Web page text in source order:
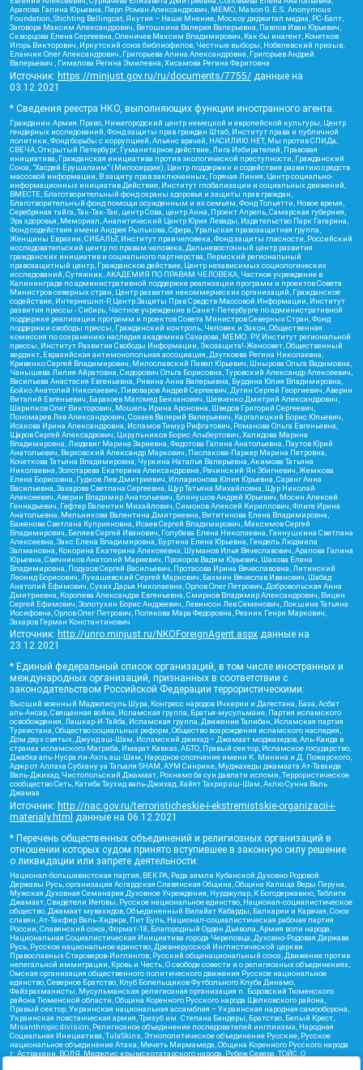
Арапова Галина Юрьевна, Перл Роман Александрович, МЕМО, Mason G.E.S. Anonymous
Foundation, Stichting Bellingcat, Якутия – Наше Мнение, Москоу диджитал медиа, РС-Балт,
Заговора Максим Александрович, Ветошкина Валерия Валерьевна, Павлов Иван Юрьевич,
Скворцова Елена Сергеевна, Оленичев Максим Владимирович, Как бы инагент, Кочетков
Игорь Викторович, Иркутский союз библиофилов, Честные выборы, Нобелевский призыв,
Еланчик Олег Александрович, Григорьева Алина Александровна, Григорьев Андрей
Валерьевич , Гималова Регина Эмилевна, Хисамова Регина Фаритовна
Источник: https://minjust.gov.ru/ru/documents/7755/ данные на
03.12.2021
* Сведения реестра НКО, выполняющих функции иностранного агента:
Гражданин.Армия.Право, Нижегородский центр немецкой и европейской культуры, Центр
гендерных исследований, Фонд защиты прав граждан Штаб, Институт права и публичной
политики, Фонд борьбы с коррупцией, Альянс врачей, НАСИЛИЮ.НЕТ, Мы против СПИДа,
СВЕЧА, Открытый Петербург, Гуманитарное действие, Лига Избирателей, Правовая
инициатива, Гражданская инициатива против экологической преступности, Гражданский
Союз, "Хасдей Ерушалаим" (Милосердие), Центр поддержки и содействия развитию средств
массовой информации, В защиту прав заключенных, Горячая Линия, Центр социально-
информационных инициатив Действие, Институт глобализации и социальных движений,
ВМЕСТЕ, Благотворительный фонд охраны здоровья и защиты прав граждан,
Благотворительный фонд помощи осужденным и их семьям, Фонд Тольятти, Новое время,
Серебряная тайга, Так-Так-Так, центр Сова, центр Анна, Проект Апрель, Самарская губерния,
Эра здоровья, Мемориал, Аналитический Центр Юрия Левады, Издательство Парк Гагарина,
Фонд содействия имени Андрея Рылькова, Сфера, Уральская правозащитная группа,
Женщины Евразии, СИБАЛЬТ, Институт прав человека, Фонд защиты гласности, Российский
исследовательский центр по правам человека, Дальневосточный центр развития
гражданских инициатив и социального партнерства, Пермский региональный
правозащитный центр, Гражданское действие, Центр независимых социологических
исследований, Сутяжник, АКАДЕМИЯ ПО ПРАВАМ ЧЕЛОВЕКА, Частное учреждение в
Калининграде по административной поддержке реализации программ и проектов Совета
Министров северных стран, Центр развития некоммерческих организаций, Гражданское
содействие, Интернешнл-Р, Центр Защиты Прав Средств Массовой Информации, Институт
развития прессы - Сибирь, Частное учреждение в Санкт-Петербурге по административной
поддержке реализации программ и проектов Совета Министров Северных Стран, Фонд
поддержки свободы прессы, Гражданский контроль, Человек и Закон, Общественная
комиссия по сохранению наследия академика Сахарова, МЕМО. РУ, Институт региональной
прессы, Институт Развития Свободы Информации, Экозащита!-Женсовет, Общественный
вердикт, Евразийская антимонопольная ассоциация, Дзугкоева Регина Николаевна,
Кривенко Сергей Владимирович, Милославский Павел Юрьевич, Шнырова Ольга Вадимовна,
Чанышева Лилия Айратовна, Сидорович Ольга Борисовна, Туровский Александр Алексеевич,
Васильева Анастасия Евгеньевна, Ривина Анна Валерьевна, Бурдина Юлия Владимировна,
Бойко Анатолий Николаевич, Пивоваров Андрей Сергеевич, Дугин Сергей Георгиевич, Аверин
Виталий Евгеньевич, Барахоев Магомед Бекханович, Шевченко Дмитрий Александрович,
Шарипков Олег Викторович, Мошель Ирина Ароновна, Шведов Григорий Сергеевич,
Пономарев Лев Александрович, Созаев Валерий Валерьевич, Каргалицкий Борис Юльевич,
Исакова Ирина Александровна, Исламов Тимур Рифгатович, Романова Ольга Евгеньевна,
Щаров Сергей Алексадрович, Цирульников Борис Альбертович, Халидова Марина
Владимировна, Людевиг Марина Зариевна, Федотова Галина Анатольевна, Паутов Юрий
Анатольевич, Верховский Александр Маркович, Пислакова-Паркер Марина Петровна,
Кочеткова Татьяна Владимировна, Чуркина Наталья Валерьевна, Акимова Татьяна
Николаевна, Золотарева Екатерина Александровна, Рачинский Ян Збигневич, Жемкова
Елена Борисовна, Гудков Лев Дмитриевич, Илларионова Юлия Юрьевна, Саранг Анна
Васильевна, Захарова Светлана Сергеевна, Щур Татьяна Михайловна, Щур Николай
Алексеевич, Аверин Владимир Анатольевич, Блинушов Андрей Юрьевич, Мосин Алексей
Геннадьевич, Гефтер Валентин Михайлович, Симонов Алексей Кириллович, Флиге Ирина
Анатольевна, Мельникова Валентина Дмитриевна, Вититинова Елена Владимировна,
Баженова Светлана Куприяновна, Исаев Сергей Владимирович, Максимов Сергей
Владимирович, Беляев Сергей Иванович, Голубева Елена Николаевна, Ганнушкина Светлана
Алексеевна, Закс Елена Владимировна, Буртина Елена Юрьевна, Гендель Людмила
Залмановна, Кокорина Екатерина Алексеевна, Шуманов Илья Вячеславович, Арапова Галина
Юрьевна, Свечников Анатолий Мариевич, Прохоров Вадим Юрьевич, Шахова Елена
Владимировна, Подузов Сергей Васильевич, Протасова Ирина Вячеславовна, Литинский
Леонид Борисович, Лукашевский Сергей Маркович, Бахмин Вячеслав Иванович, Шабад
Анатолий Ефимович, Сухих Дарья Николаевна, Орлов Олег Петрович, Добровольская Анна
Дмитриевна, Королева Александра Евгеньевна, Смирнов Владимир Александрович, Вицин
Сергей Ефимович, Золотухин Борис Андреевич, Левинсон Лев Семенович, Локшина Татьяна
Иосифовна, Орлов Олег Петрович, Полякова Мара Федоровна, Резник Генри Маркович,
Захаров Герман Константинович
Источник: http://unro.minjust.ru/NKOForeignAgent.aspx данные на
23.12.2021
* Единый федеральный список организаций, в том числе иностранных и
международных организаций, признанных в соответствии с
законодательством Российской Федерации террористическими:
Высший военный Маджлисуль Шура, Конгресс народов Ичкерии и Дагестана, База, Асбат
аль-Ансар, Священная война, Исламская группа, Братья-мусульмане, Партия исламского
освобождения, Лашкар-И-Тайба, Исламская группа, Движение Талибан, Исламская партия
Туркестана, Общество социальных реформ, Общество возрождения исламского наследия,
Дом двух святых, Джунд аш-Шам, Исламский джихад – Джамаат моджахедов, Аль-Каида в
странах исламского Магриба, Имарат Кавказ, АБТО, Правый сектор, Исламское государство,
Джабха аль-Нусра ли-Ахль аш-Шам, Народное ополчение имени К. Минина и Д. Пожарского,
Аджр от Аллаха Субхану уа Тагьаля SHAM, АУМ Синрике, Муджахеды джамаата Ат-Тавхида
Валь-Джихад, Чистопольский Джамаат, Рохнамо ба суи давлати исломи, Террористическое
сообщество Сеть, Катиба Таухид валь-Джихад, Хайят Тахрир аш-Шам, Ахлю Сунна Валь
Джамаа
Источник: http://nac.gov.ru/terroristicheskie-i-ekstremistskie-organizacii-i-
materialy.html данные на 06.12.2021
* Перечень общественных объединений и религиозных организаций в
отношении которых судом принято вступившее в законную силу решение
о ликвидации или запрете деятельности:
Национал-большевистская партия, ВЕК РА, Рада земли Кубанской Духовно Родовой
Державы Русь, организация Асгардская Славянская Община, Община Капища Веды Перуна,
Мужская Духовная Семинария Духовное Учреждение, Нурджулар, К Богодержавию, Таблиги
Джамаат, Свидетели Иеговы, Русское национальное единство, Национал-социалистическое
общество, Джамаат мувахидов, Объединенный Вилайат Кабарды, Балкарии и Карачая, Союз
славян, Ат-Такфир Валь-Хиджра, Пит Буль, Национал-социалистическая рабочая партия
России, Славянский союз, Формат-18, Благородный Орден Дьявола, Армия воли народа,
Национальная Социалистическая Инициатива города Череповца, Духовно-Родовая Держава
Русь, Русское национальное единство, Древнерусской Инглистической церкви
Православных Староверов-Инглингов, Русский общенациональный союз, Движение против
нелегальной иммиграции, Кровь и Честь, О свободе совести и о религиозных объединениях,
Омская организация общественного политического движения Русское национальное
единство, Северное Братство, Клуб Болельщиков Футбольного Клуба Динамо,
Файзрахманисты, Мусульманская религиозная организация п. Боровский Тюменского
района Тюменской области, Община Коренного Русского народа Щелковского района,
Правый сектор, Украинская национальная ассамблея – Украинская народная самооборона,
Украинская повстанческая армия, Тризуб им. Степана Бандеры, Братство, Белый Крест,
Misanthropic division, Религиозное объединение последователей инглиизма, Народная
Социальная Инициатива, TulaSkins, Этнополитическое объединение Русские, Русское
национальное объединение Атака, Мечеть Мирмамеда, Община Коренного Русского народа
г. Астрахани, ВОЛЯ, Меджлис крымскотатарского народа, Рубеж Севера, ТОЙС, О